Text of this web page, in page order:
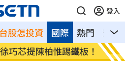
登入
台股怎投資 熱門 影音
國際
板！律師再曬1照補刀 看完
爆